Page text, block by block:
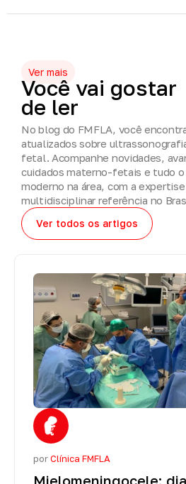
Ver mais
Você vai gostar
de ler
No blog do FMFLA, você
atualizados sobre
fetal. Acompanhe novidades,
cuidados materno-fetais e tudo o
moderno na área, com a
multidisciplinar referência no
Ver todos os artigos
porClínica FMFLA
Mielomeningocele: